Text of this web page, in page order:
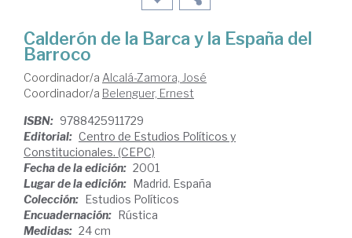
Calderón de la Barca y la España del
Barroco
Coordinador/a Alcalá-Zamora, José
Coordinador/a Belenguer, Ernest
ISBN: 9788425911729
Editorial: Centro de Estudios Políticos y
Constitucionales. (CEPC)
Fecha de la edición: 2001
Lugar de la edición: Madrid. España
Colección: Estudios Políticos
Encuadernación: Rústica
Medidas: 24 cm